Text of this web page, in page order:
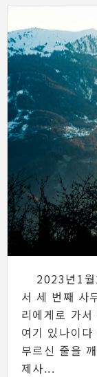
2023년1월
서 세 번째 사
리에게로 가
여기 있나이
부르신 줄을
제사...